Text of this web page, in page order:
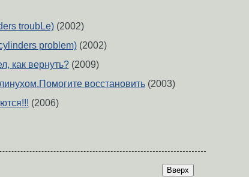
troubLe)(2002)
problem)(2002)
как вернуть?(2009)
восстановить(2003)
(2006)
Вверх